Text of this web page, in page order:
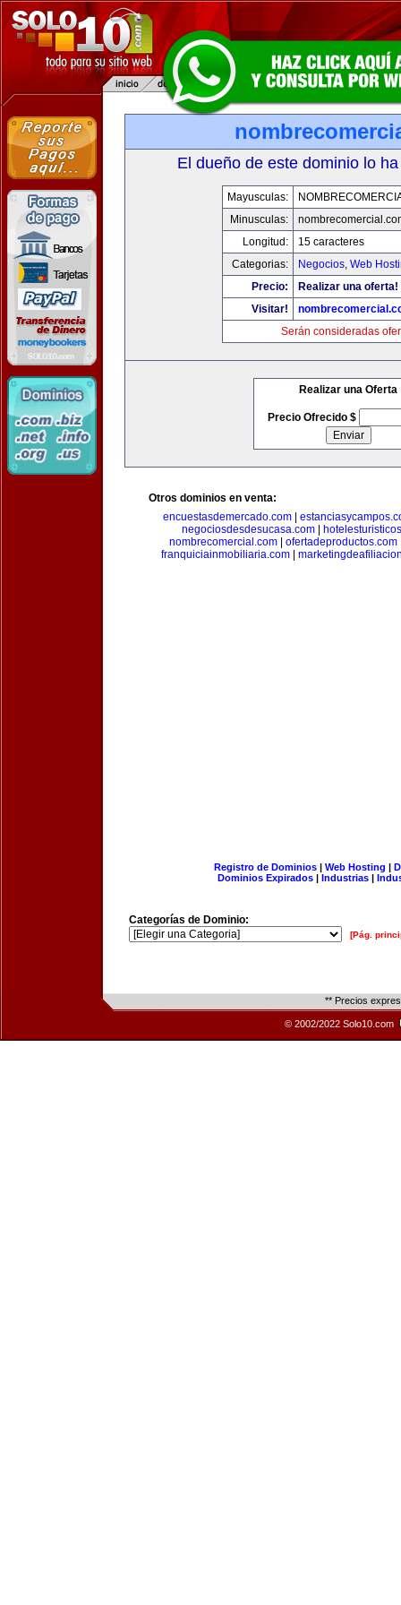
El dueño de este dominio lo
Mayusculas:
Minusculas:
Longitud:
15 caracteres
Categorias:
Negocios, Web
Precio:
Realizar una oferta!
Visitar!
Serán consideradas
Realizar una Oferta
Precio Ofrecido $
Otros dominios en venta:
encuestasdemercado.com
negociosdesdesucasa.com
nombrecomercial.com
ofertadeproductos.com
franquiciainmobiliaria.com
Registro de Dominios| Web Hosting |
Dominios Expirados | Industrias |
Categorías de Dominio:
[Pág.
** Precios
© 2002/2022 Solo10.com